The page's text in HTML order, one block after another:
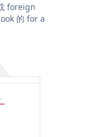
foreign
的 for a